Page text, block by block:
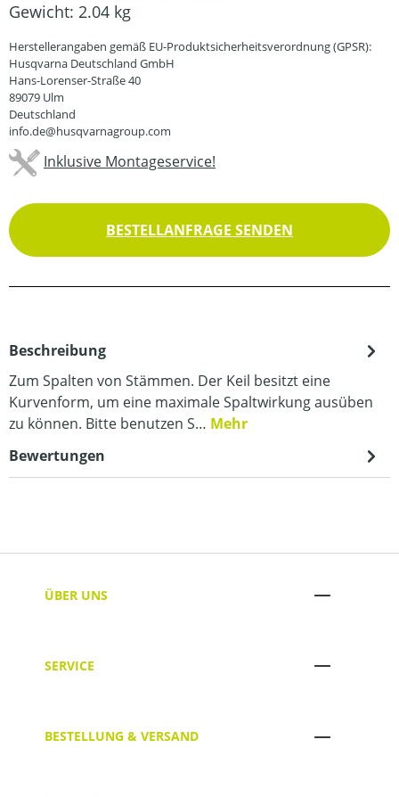
Gewicht: 2.04 kg
Herstellerangaben gemäß EU-Produktsicherheitsverordnung (GPSR):
Husqvarna Deutschland GmbH
Hans-Lorenser-Straße 40
89079 Ulm
Deutschland
info.de@husqvarnagroup.com
Inklusive Montageservice!
BESTELLANFRAGE SENDEN
Beschreibung
Zum Spalten von Stämmen. Der Keil besitzt eine
Kurvenform, um eine maximale Spaltwirkung ausüben
zu können. Bitte benutzen S… Mehr
Bewertungen
ÜBER UNS
SERVICE
BESTELLUNG & VERSAND